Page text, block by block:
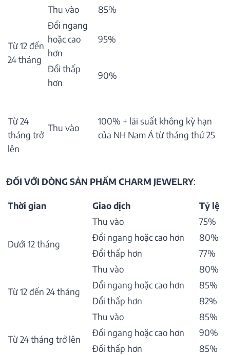
Từ 12 đến
24 tháng
Thu vào
85%
Đổi ngang
hoặc cao
hơn
95%
Đổi thấp
hơn
90%
Từ 24
tháng trở
lên
Thu vào
100% + lãi suất không kỳ hạn
của NH Nam Á từ tháng thứ 25
ĐỐI VỚI DÒNG SẢN PHẨM CHARM JEWELRY:
Thời gian Giao dịch Tỷ lệ
Dưới 12 tháng
Thu vào
75%
Đổi ngang hoặc cao hơn
80%
Đổi thấp hơn
77%
Từ 12 đến 24 tháng
Thu vào
80%
Đổi ngang hoặc cao hơn
85%
Đổi thấp hơn
82%
Từ 24 tháng trở lên
Thu vào
85%
Đổi ngang hoặc cao hơn
90%
Đổi thấp hơn
85%